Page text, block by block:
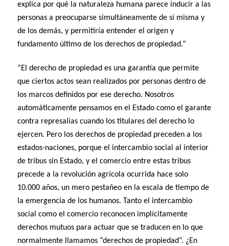
explica por qué la naturaleza humana parece inducir a las
personas a preocuparse simultáneamente de sí misma y
de los demás, y permitiría entender el origen y
fundamento último de los derechos de propiedad.”
“El derecho de propiedad es una garantía que permite
que ciertos actos sean realizados por personas dentro de
los marcos definidos por ese derecho. Nosotros
automáticamente pensamos en el Estado como el garante
contra represalias cuando los titulares del derecho lo
ejercen. Pero los derechos de propiedad preceden a los
estados-naciones, porque el intercambio social al interior
de tribus sin Estado, y el comercio entre estas tribus
precede a la revolución agrícola ocurrida hace solo
10.000 años, un mero pestañeo en la escala de tiempo de
la emergencia de los humanos. Tanto el intercambio
social como el comercio reconocen implícitamente
derechos mutuos para actuar que se traducen en lo que
normalmente llamamos “derechos de propiedad”. ¿En